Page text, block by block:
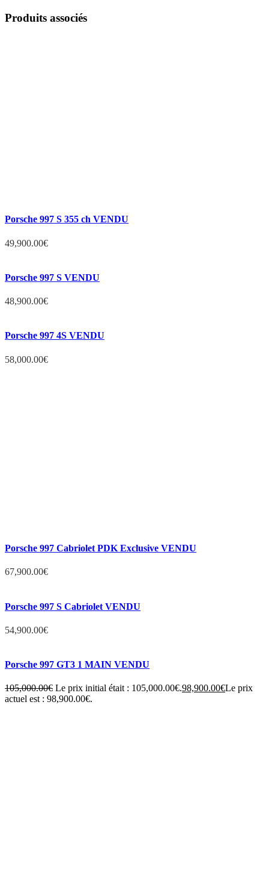
Produits associés
Porsche 997 S 355 ch VENDU
49,900.00€
Porsche 997 S VENDU
48,900.00€
Porsche 997 4S VENDU
58,000.00€
Porsche 997 Cabriolet PDK Exclusive VENDU
67,900.00€
Porsche 997 S Cabriolet VENDU
54,900.00€
Porsche 997 GT3 1 MAIN VENDU
105,000.00€ Le prix initial était : 105,000.00€.98,900.00€Le prix
actuel est : 98,900.00€.